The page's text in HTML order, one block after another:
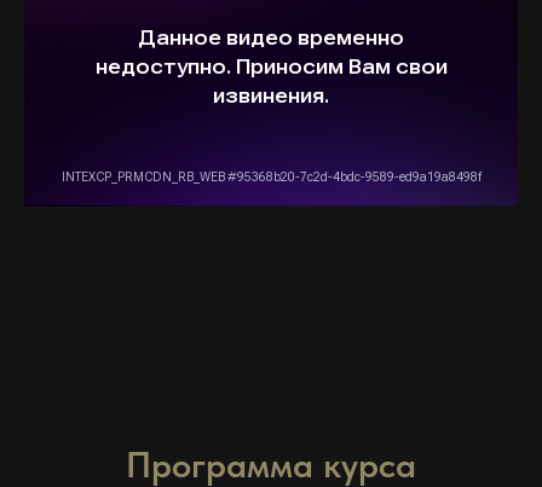
Программа курса